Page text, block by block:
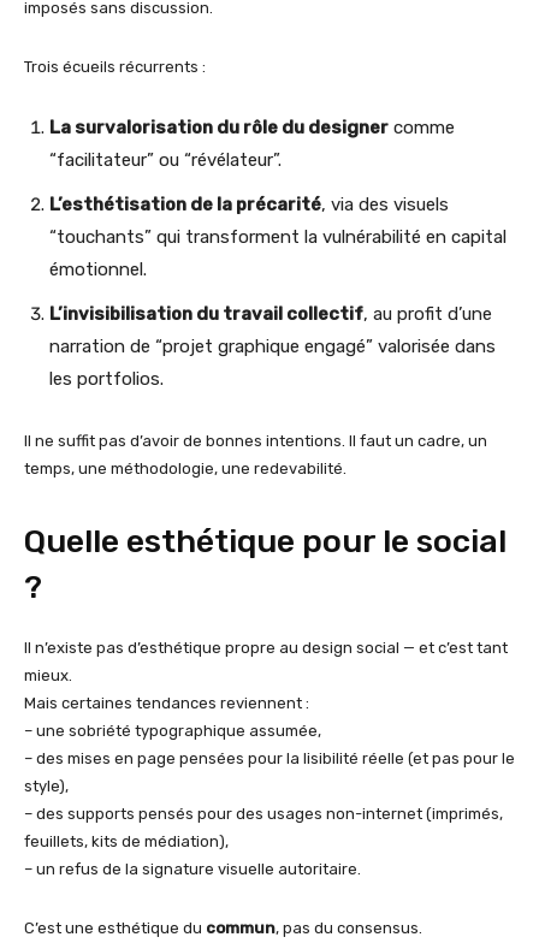
imposés sans discussion.
Trois écueils récurrents :
La survalorisation du rôle du designer comme
“facilitateur” ou “révélateur”.
L’esthétisation de la précarité, via des visuels
“touchants” qui transforment la vulnérabilité en capital
émotionnel.
L’invisibilisation du travail collectif, au profit d’une
narration de “projet graphique engagé” valorisée dans
les portfolios.
Il ne suffit pas d’avoir de bonnes intentions. Il faut un cadre, un
temps, une méthodologie, une redevabilité.
Quelle esthétique pour le social
?
Il n’existe pas d’esthétique propre au design social — et c’est tant
mieux.
Mais certaines tendances reviennent :
– une sobriété typographique assumée,
– des mises en page pensées pour la lisibilité réelle (et pas pour le
style),
– des supports pensés pour des usages non-internet (imprimés,
feuillets, kits de médiation),
– un refus de la signature visuelle autoritaire.
C’est une esthétique du commun, pas du consensus.